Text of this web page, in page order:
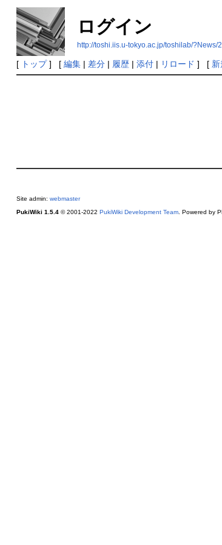
ログイン
http://toshi.iis.u-tokyo.ac.jp/toshilab/?News/
[ トップ] [ 編集| 差分| 履歴| 添付| リロード ] [ 新
Site admin: webmaster
PukiWiki 1.5.4© 2001-2022 PukiWiki Development Team. Powered by